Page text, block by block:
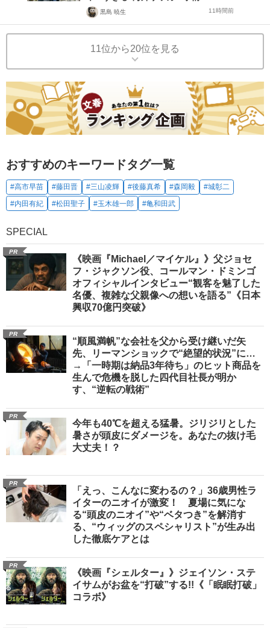
黒島 暁生 11時間前
11位から20位を見る
おすすめのキーワードタグ一覧
#高市早苗 #藤田晋 #三山凌輝 #後藤真希 #森岡毅
#城彰二
#内田有紀
#松田聖子 #玉木雄一郎 #亀和田武
SPECIAL
PR
《映画『Michael／マイケル』》父ジョセ
フ・ジャクソン役、コールマン・ドミンゴ
オフィシャルインタビュー“観客を魅了した
名優、複雑な父親像への想いを語る”《日本
興収70億円突破》
PR
“順風満帆”な会社を父から受け継いだ矢
先、リーマンショックで“絶望的状況”に…
→「一時期は納品3年待ち」のヒット商品を
生んで危機を脱した四代目社長が明か
す、“逆転の戦術”
PR
今年も40℃を超える猛暑。ジリジリとした
暑さが頭皮にダメージを。あなたの抜け毛
大丈夫！？
PR
「えっ、こんなに変わるの？」36歳男性ラ
イターのニオイが激変！ 夏場に気にな
る“頭皮のニオイ”や“ベタつき”を解消す
る、“ウィッグのスペシャリスト”が生み出
した徹底ケアとは
PR
《映画『シェルター』》ジェイソン・ステ
イサムがお盆を“打破”する!!《「眠眠打破」
コラボ》